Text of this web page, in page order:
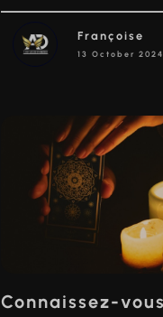
Françoise
13 October 2024